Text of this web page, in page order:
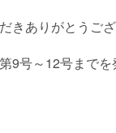
きありがとうござ
9号～12号まで